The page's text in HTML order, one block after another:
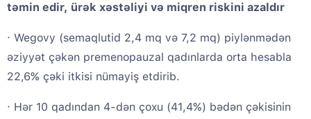
təmin edir, ürək xəstəliyi və miqren riskini azaldır
· Wegovy (semaqlutid 2,4 mq və 7,2 mq) piylənmədən
əziyyət çəkən premenopauzal qadınlarda orta hesabla
22,6% çəki itkisi nümayiş etdirib.
· Hər 10 qadından 4-dən çoxu (41,4%) bədən çəkisinin